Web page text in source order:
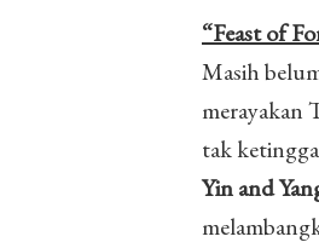
“Feast of
Masih
merayakan
tak
Yin and